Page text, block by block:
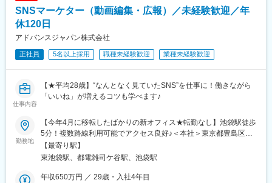
SNSマーケター（動画編集・広報）／未経験歓迎／年
休120日
アドバンスジャパン株式会社
正社員 5名以上採用 職種未経験歓迎 業種未経験歓迎
仕事内容
【★平均28歳】“なんとなく見ていたSNS”を仕事に！働きながら
「いいね」が増えるコツも学べます♪
勤務地
【今年4月に移転したばかりの新オフィス★転勤なし】池袋駅徒歩
5分！複数路線利用可能でアクセス良好♪＜本社＞東京都豊島区東
池袋1-25-6 PMO池袋8階▼アクセス・JR線・東京メトロ丸ノ内
線・有楽町線・副都心線「池袋駅」35番出口より徒歩5分・東京
策：オフィス内分煙
【最寄り駅】
東池袋駅、都電雑司ケ谷駅、池袋駅
年収650万円 ／ 29歳・入社4年目